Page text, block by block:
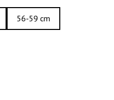
56-59 cm